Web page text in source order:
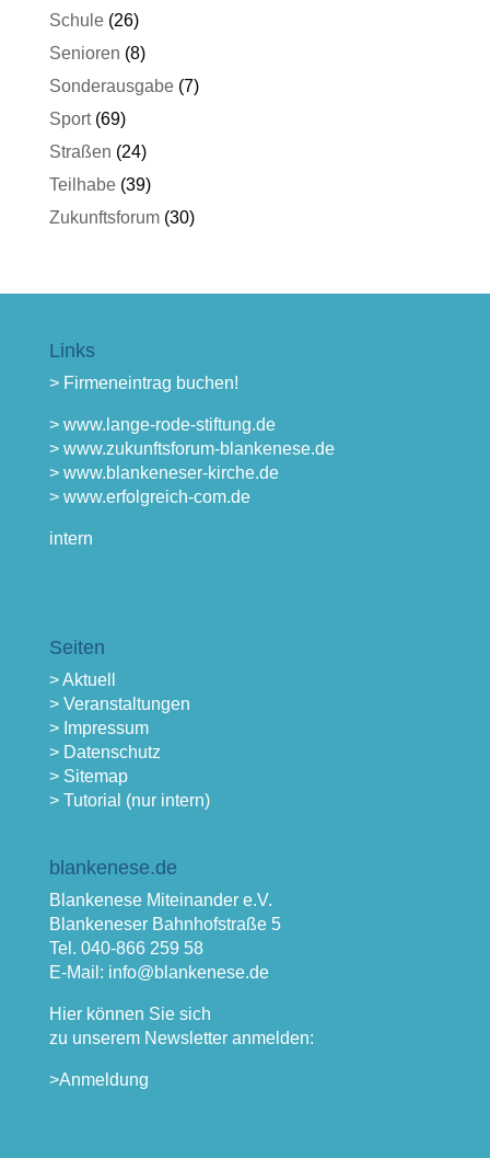
Schule(26)
Senioren (8)
Sonderausgabe(7)
Sport(69)
Straßen (24)
Teilhabe(39)
Zukunftsforum(30)
Links
> Firmeneintrag buchen!
> www.lange-rode-stiftung.de
> www.zukunftsforum-blankenese.de
> www.blankeneser-kirche.de
> www.erfolgreich-com.de
intern
Seiten
> Aktuell
> Veranstaltungen
> Impressum
> Datenschutz
> Sitemap
> Tutorial (nur intern)
blankenese.de
Blankenese Miteinander e.V.
Blankeneser Bahnhofstraße 5
Tel. 040-866 259 58
E-Mail: info@blankenese.de
Hier können Sie sich
zu unserem Newsletter anmelden:
>Anmeldung